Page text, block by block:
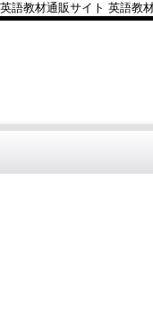
英語教材通販サイト 英語教